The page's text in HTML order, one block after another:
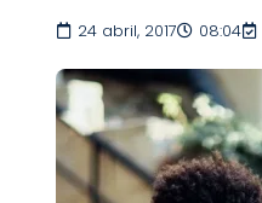
24 abril, 2017 08:04